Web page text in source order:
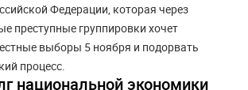
Федерации, которая через
преступные группировки хочет
выборы 5 ноября и подорвать
процесс.
национальной экономики